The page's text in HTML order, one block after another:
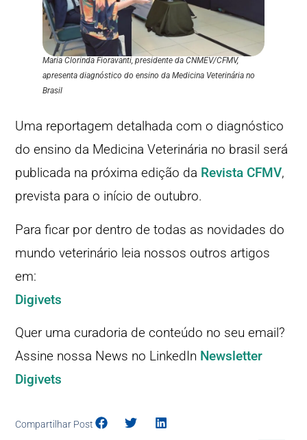
Maria Clorinda Fioravanti, presidente da CNMEV/CFMV,
apresenta diagnóstico do ensino da Medicina Veterinária no
Brasil
Uma reportagem detalhada com o diagnóstico
do ensino da Medicina Veterinária no brasil será
publicada na próxima edição da Revista CFMV,
prevista para o início de outubro.
Para ficar por dentro de todas as novidades do
mundo veterinário leia nossos outros artigos
em:
Digivets
Quer uma curadoria de conteúdo no seu email?
Assine nossa News no LinkedIn Newsletter
Digivets
Compartilhar Post